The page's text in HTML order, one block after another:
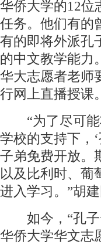
华侨大学的12位
任务。他们有的
有的即将外派孔
的中文教学能力
华大志愿者老师
行网上直播授课。
“为了尽可能
学校的支持下，
子弟免费开放。
以及比利时、葡
进入学习。”胡建
如今，“孔子
华侨大学华文志